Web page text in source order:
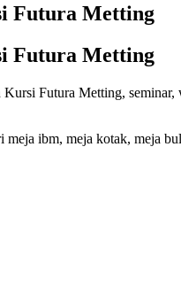
Futura Metting
Futura Metting
Futura Metting,
ibm, meja kotak, meja